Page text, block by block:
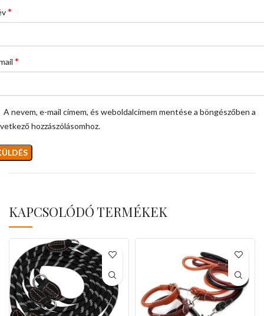
*
*
A nevem, e-mail címem, és weboldalcímem mentése a böngészőben a
hozzászólásomhoz.
KAPCSOLÓDÓ TERMÉKEK